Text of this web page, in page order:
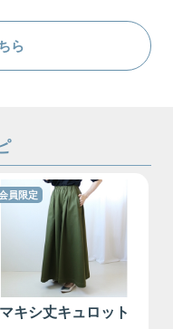
ら
マキシ丈キュロット
員限定